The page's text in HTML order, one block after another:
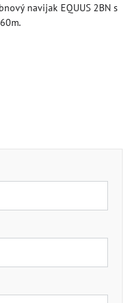
navijak EQUUS 2BN s